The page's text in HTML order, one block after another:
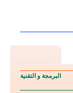
البرمجة و التقنية